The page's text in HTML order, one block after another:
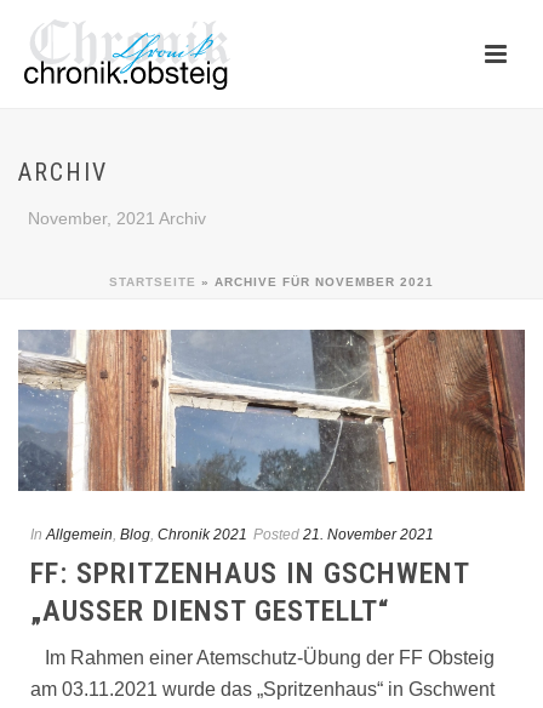
ARCHIV
November, 2021 Archiv
STARTSEITE » ARCHIVE FÜR NOVEMBER 2021
In Allgemein, Blog, Chronik 2021 Posted 21. November 2021
FF: SPRITZENHAUS IN GSCHWENT
„AUSSER DIENST GESTELLT“
Im Rahmen einer Atemschutz-Übung der FF Obsteig
am 03.11.2021 wurde das „Spritzenhaus“ in Gschwent